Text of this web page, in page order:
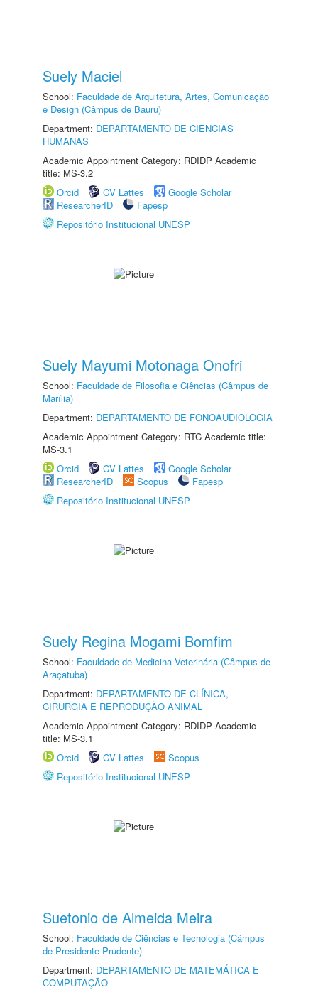
Suely Maciel
School: Faculdade de Arquitetura, Artes, Comunicação
e Design (Câmpus de Bauru)
Department: DEPARTAMENTO DE CIÊNCIAS
HUMANAS
Academic Appointment Category: RDIDP Academic
title: MS-3.2
Orcid
CV Lattes
Google Scholar
ResearcherID
Fapesp
Repositório Institucional UNESP
Suely Mayumi Motonaga Onofri
School: Faculdade de Filosofia e Ciências (Câmpus de
Marília)
Department: DEPARTAMENTO DE FONOAUDIOLOGIA
Academic Appointment Category: RTC Academic title:
MS-3.1
Orcid
CV Lattes
Google Scholar
ResearcherID
Scopus
Fapesp
Repositório Institucional UNESP
Suely Regina Mogami Bomfim
School: Faculdade de Medicina Veterinária (Câmpus de
Araçatuba)
Department: DEPARTAMENTO DE CLÍNICA,
CIRURGIA E REPRODUÇÃO ANIMAL
Academic Appointment Category: RDIDP Academic
title: MS-3.1
Orcid
CV Lattes
Scopus
Repositório Institucional UNESP
Suetonio de Almeida Meira
School: Faculdade de Ciências e Tecnologia (Câmpus
de Presidente Prudente)
Department: DEPARTAMENTO DE MATEMÁTICA E
COMPUTAÇÃO